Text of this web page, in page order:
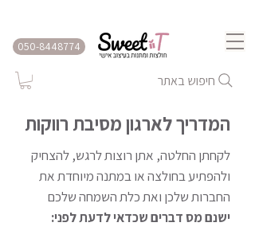
חיפוש באתר
050-8448774
המדריך לארגון מסיבת רווקות
לקחתן החלטה, אתן רוצות לרגש, להצחיק
ולהפתיע בחולצה או במתנה מיוחדת את
החברות שלכן ואת כלת השמחה שלכם
ישנם מס דברים שכדאי לדעת לפני: